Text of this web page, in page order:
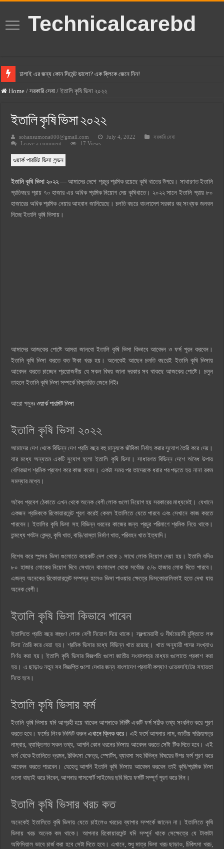
Technicalcarebd
ঢালাই এর জন্য কোন সিমেন্ট ভালো? এক ক্লিকে জেনে নিন!
বসুন্ধরা সিমেন্ট এর দাম ২০২৫
হোলসিম সিমেন্ট দাম ২০২৫
সুপারক্রিট সিমেন্ট দাম ২০২৫
জুডিশিয়াল ম্যাজিস্ট্রেট কি? জুডিশিয়াল ম্যাজিস্ট্রেট এর সুযোগ সুবিধা
ওয়ালটন টিভি কিস্তিতে কেনার নিয়ম ২০২৫
গ্রামে লাভজনক ব্যবসা ২০২৫ ও গ্রামের বাজারে ব্যবসার আইডিয়া
জেনে নিন, বর্তমানে মোবাইল ঘড়ি দাম কত ২০২৫
Home / সরকারি সেবা / ইতালি কৃষি ভিসা ২০২২
ইতালি কৃষি ভিসা ২০২২
sohansumona000@gmail.com July 4, 2022
সরকারি সেবা
Leave a comment
17 Views
ওয়ার্ক পারমিট ভিসা লন্ডন
ইতালি কৃষি ভিসা ২০২২— আমাদের দেশে প্রচুর শ্রমিক রয়েছে কৃষি খাতের উপরে। সাধারণত ইতালি
প্রতিবছর প্রায় ৭০ হাজার এর অধিক শ্রমিক নিয়োগ দেয় কৃষিখাতে। ২০২২ সালে ইতালি প্রায় ৮০
হাজারের অধিক শ্রমিক নেয়ার আহবান জানিয়েছে। চলতি বছরে বাংলাদেশ সরকার বহু সংখ্যক জনবল
নিচ্ছে ইতালি কৃষি ভিসায়।
আমাদের আজকের পোষ্টে আমরা জানবো ইতালি কৃষি ভিসা কিভাবে আবেদন ও ফর্ম পূরন করবেন।
ইতালি কৃষি ভিসা করতে কত টাকা খরচ হয়। অনেকেই আছেন চলতি বছরেই ইতালি কৃষি ভিসায়
আবেদন করতে চাচ্ছেন প্রয়োজনীয় যে সকল বিষয় জানা দরকার সব থাকছে আজকের পোষ্টে। চলুন
তাহলে ইতালি কৃষি ভিসা সম্পর্কে বিস্তারিত জেনে নিইঃ
আরো পড়ুনঃওয়ার্ক পারমিট ভিসা
ইতালি কৃষি ভিসা ২০২২
আমাদের দেশ থেকে বিভিন্ন দেশ প্রতি বছর বহু মানুষকে জীবিকা নির্বাহ করার সুযোগ তৈরি করে দেয়।
যার মধ্যে অন্যতম একটি সুযোগ হলো ইতালি কৃষি ভিসা। সাধারণত বিভিন্ন দেশে অবৈধ উপায়
বেশিরভাগ শ্রমিক প্রবেশ করে কাজ করেন। একটা সময় পর তাদেরকে ধরার পর পড়তে হয় নানা রকম
সমস্যার মধ্যে।
অবৈধ প্রবেশ ঠেকাতে এখন থেকে অনেক বেশী লোক গুলো নিয়োগ হয় সরকারের মাধ্যমেই। যেখানে
একজন শ্রমিককে রিকোয়ারমেন্ট পূরণ করেই কেবল ইতালিতে যেতে পারবে এবং সেখানে কাজ করতে
পারবেন। ইতালির কৃষি ভিসা সহ বিভিন্ন ধরনের কাজের জন্য প্রচুর পরিমাণে শ্রমিক নিয়ে থাকে।
তন্মধ্যে পর্যটন কেন্দ্র, কৃষি খাত, বাড়ি/রাস্তা নির্মাণ খাত, পরিবহন খাত ইত্যাদি।
বিশেষ করে স্পন্সর ভিসা গুলোতে কয়েকটি দেশ থেকে ১ সাথে লোক নিয়োগ দেয়া হয়। ইতালি যদিও
৮০ হাজার লোকের নিয়োগ দিবে সেখানে বাংলাদেশ থেকে সর্বোচ্চ ৫/৬ হাজার লোক দিতে পারবে।
এজন্য অনেকের রিকোয়ারমেন্ট সম্পন্ন হলেও ভিসা পাওয়ার ক্ষেত্রে ডিসকোয়ালিফাই হতে দেখা যায়
অনেক বেশী।
ইতালি কৃষি ভিসা কিভাবে পাবেন
ইতালিতে প্রতি বছর বহুগুণ লোক বেশী নিয়োগ দিয়ে থাকে। স্বল্পমেয়াদী ও দীর্ঘমেয়াদী চুক্তিতে লক
ভিসা তৈরি করে দেয়া হয়। শ্রমিক ভিসার মধ্যে বিভিন্ন খাত রয়েছে। খাত অনুযায়ী পদের সংখ্যাও
নির্ণয় করা হয়। ইতালি কৃষি ভিসার বিজ্ঞপতি গুলো জাতীয় সংবাদপত্র মাধ্যম গুলোতে প্রকাশ করা
হয়। এ ছাড়াও নতুন সব বিজ্ঞপ্তি গুলো দেখার জন্য বাংলাদেশ প্রবাসী কল্যাণ ওয়েবসাইটের সহায়তা
নিতে হবে।
ইতালি কৃষি ভিসার ফর্ম
ইতালি কৃষি ভিসায় যদি আগ্রহী হয়ে থাকেন আপনাকে নির্দিষ্ট একটি ফর্ম সঠিক তথ্য সংবলিত করে পূরণ
করতে হবে। ফর্মের লিংক ভিজিট করুন এখানে ক্লিক করে । এই ফর্মে আপনার নাম, জাতীয় পরিচয়পত্র
নাম্বার, ব্যাক্তিগত সকল তথ্য, আপনি কোন ধরনের ভিসায় আবেদন করতে সেটা টিক দিতে হবে। এই
ফর্ম থেকে ইতালিতে ভ্রমন, চিকিৎসা ক্ষেত্র, স্পোর্টস, ব্যাবসা সহ বিভিন্ন বিষয়ের উপর ফর্ম পূরণ করে
আবেদন করতে পারবেন। যেহেতু আপনি ইতালি কৃষি ভিসায় আবেদন করবেন তাই কৃষি/শ্রমিক ভিসা
গুলো বাছাই করে নিবেন, আপনার পাসপোর্ট সাইজের ছবি দিয়ে ফর্মটি সম্পূর্ণ পূরণ করে নিন।
ইতালি কৃষি ভিসার খরচ কত
অনেকেই ইতালিতে কৃষি ভিসায় যেতে চাইলেও খরচের ব্যাপার সম্পর্কে জানেন না। ইতালিতে কৃষি
ভিসায় খরচ অনেক কম থাকে। আপনার রিকোয়ারমেন্ট যদি সম্পুর্ন থাকে সেক্ষেত্রে যে টাকাটা
অফিসিয়াল ভাবে চার্জ করা হবে সেটা দিতে হবে। এখানে, শুধু মাত্র ভিসা খরচ ছাড়াও, চিকিৎসা খরচ,